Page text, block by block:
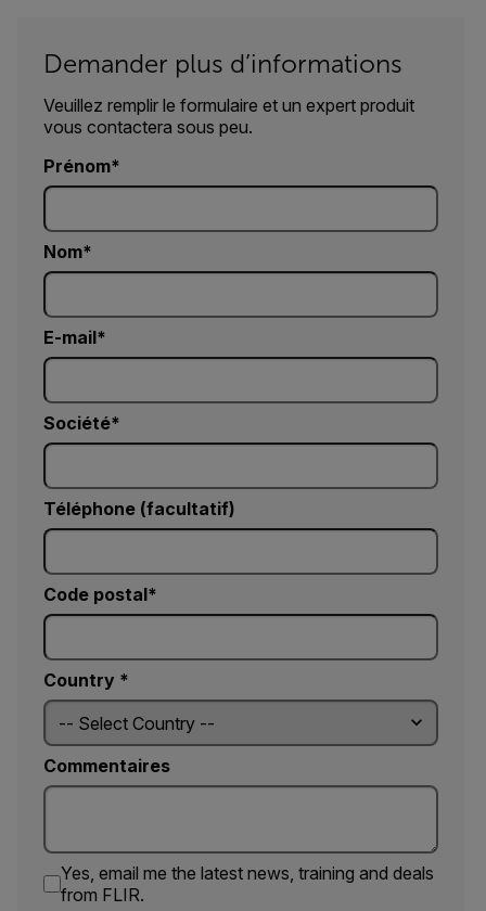
Demander plus d’informations
Veuillez remplir le formulaire et un expert produit
vous contactera sous peu.
Prénom
Nom
E-mail
Société
Téléphone (facultatif)
Code postal*
Country *
Commentaires
Yes, email me the latest news, training and deals
from FLIR.